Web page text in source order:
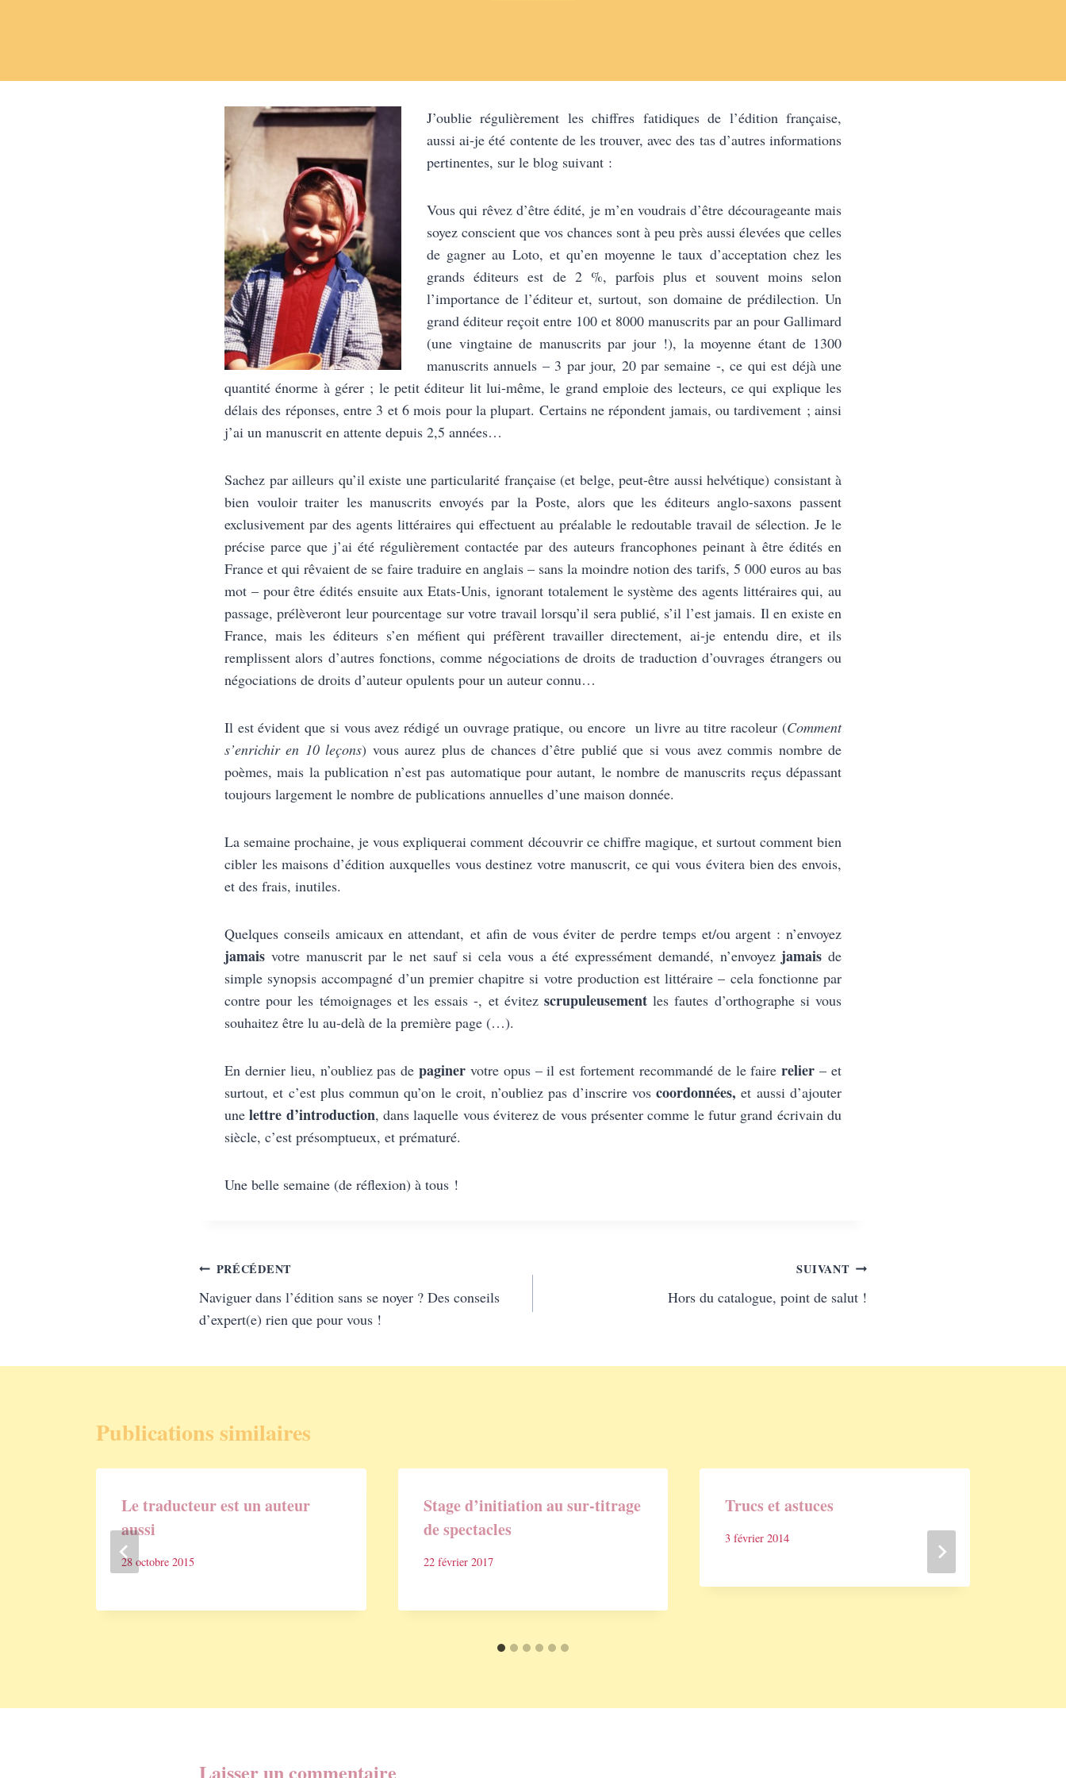
J’oublie régulièrement les chiffres fatidiques de l’édition française,
aussi ai-je été contente de les trouver, avec des tas d’autres informations
pertinentes, sur le blog suivant :
Vous qui rêvez d’être édité, je m’en voudrais d’être décourageante mais
soyez conscient que vos chances sont à peu près aussi élevées que celles
de gagner au Loto, et qu’en moyenne le taux d’acceptation chez les
grands éditeurs est de 2 %, parfois plus et souvent moins selon
l’importance de l’éditeur et, surtout, son domaine de prédilection. Un
grand éditeur reçoit entre 100 et 8000 manuscrits par an pour Gallimard
(une vingtaine de manuscrits par jour !), la moyenne étant de 1300
manuscrits annuels – 3 par jour, 20 par semaine -, ce qui est déjà une
quantité énorme à gérer ; le petit éditeur lit lui-même, le grand emploie des lecteurs, ce qui explique les
délais des réponses, entre 3 et 6 mois pour la plupart. Certains ne répondent jamais, ou tardivement ; ainsi
j’ai un manuscrit en attente depuis 2,5 années…
Sachez par ailleurs qu’il existe une particularité française (et belge, peut-être aussi helvétique) consistant à
bien vouloir traiter les manuscrits envoyés par la Poste, alors que les éditeurs anglo-saxons passent
exclusivement par des agents littéraires qui effectuent au préalable le redoutable travail de sélection. Je le
précise parce que j’ai été régulièrement contactée par des auteurs francophones peinant à être édités en
France et qui rêvaient de se faire traduire en anglais – sans la moindre notion des tarifs, 5 000 euros au bas
mot – pour être édités ensuite aux Etats-Unis, ignorant totalement le système des agents littéraires qui, au
passage, prélèveront leur pourcentage sur votre travail lorsqu’il sera publié, s’il l’est jamais. Il en existe en
France, mais les éditeurs s’en méfient qui préfèrent travailler directement, ai-je entendu dire, et ils
remplissent alors d’autres fonctions, comme négociations de droits de traduction d’ouvrages étrangers ou
négociations de droits d’auteur opulents pour un auteur connu…
Il est évident que si vous avez rédigé un ouvrage pratique, ou encore un livre au titre racoleur (Comment
s’enrichir en 10 leçons) vous aurez plus de chances d’être publié que si vous avez commis nombre de
poèmes, mais la publication n’est pas automatique pour autant, le nombre de manuscrits reçus dépassant
toujours largement le nombre de publications annuelles d’une maison donnée.
La semaine prochaine, je vous expliquerai comment découvrir ce chiffre magique, et surtout comment bien
cibler les maisons d’édition auxquelles vous destinez votre manuscrit, ce qui vous évitera bien des envois,
et des frais, inutiles.
Quelques conseils amicaux en attendant, et afin de vous éviter de perdre temps et/ou argent : n’envoyez
jamais votre manuscrit par le net sauf si cela vous a été expressément demandé, n’envoyez jamais de
simple synopsis accompagné d’un premier chapitre si votre production est littéraire – cela fonctionne par
contre pour les témoignages et les essais -, et évitez scrupuleusement les fautes d’orthographe si vous
souhaitez être lu au-delà de la première page (…).
En dernier lieu, n’oubliez pas depaginer votre opus – il est fortement recommandé de le fairerelier – et
surtout, et c’est plus commun qu’on le croit, n’oubliez pas d’inscrire voscoordonnées, et aussi d’ajouter
unelettre d’introduction, dans laquelle vous éviterez de vous présenter comme le futur grand écrivain du
siècle, c’est présomptueux, et prématuré.
Une belle semaine (de réflexion) à tous !
Navigation
de
l’article
PRÉCÉDENT
Naviguer dans l’édition sans se noyer ? Des conseils
d’expert(e) rien que pour vous !
SUIVANT
Hors du catalogue, point de salut !
Publications similaires
Le traducteur est un auteur
aussi
28 octobre 2015
Stage d’initiation au sur-titrage
de spectacles
22 février 2017
Trucs et astuces
3 février 2014
Laisser un commentaire